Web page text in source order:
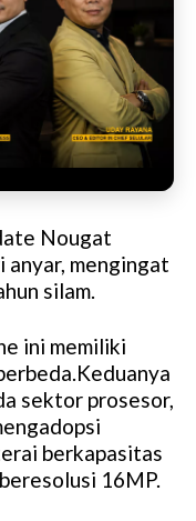
Nougat
anyar, mengingat
silam.
ini memiliki
sektor prosesor,
berkapasitas
16MP.